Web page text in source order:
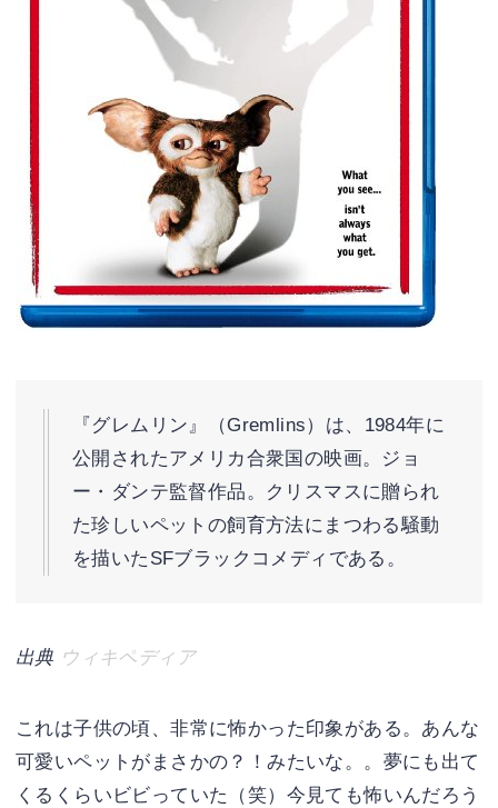
『グレムリン』（Gremlins）は、1984年に
公開されたアメリカ合衆国の映画。ジョ
ー・ダンテ監督作品。クリスマスに贈られ
た珍しいペットの飼育方法にまつわる騒動
を描いたSFブラックコメディである。
出典 ウィキペディア
これは子供の頃、非常に怖かった印象がある。あんな
可愛いペットがまさかの？！みたいな。。夢にも出て
くるくらいビビっていた（笑）今見ても怖いんだろう